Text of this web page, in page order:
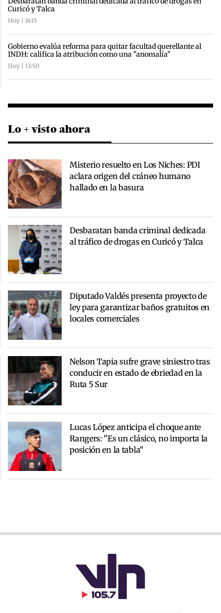
Curicó y Talca
Hoy | 14:15
Gobierno evalúa reforma para quitar facultad querellante al
INDH: califica la atribución como una "anomalía"
Hoy | 13:50
Lo + visto ahora
Misterio resuelto en Los Niches: PDI
aclara origen del cráneo humano
hallado en la basura
Desbaratan banda criminal dedicada
al tráfico de drogas en Curicó y Talca
Diputado Valdés presenta proyecto de
ley para garantizar baños gratuitos en
locales comerciales
Nelson Tapia sufre grave siniestro tras
conducir en estado de ebriedad en la
Ruta 5 Sur
Lucas López anticipa el choque ante
Rangers: "Es un clásico, no importa la
posición en la tabla"